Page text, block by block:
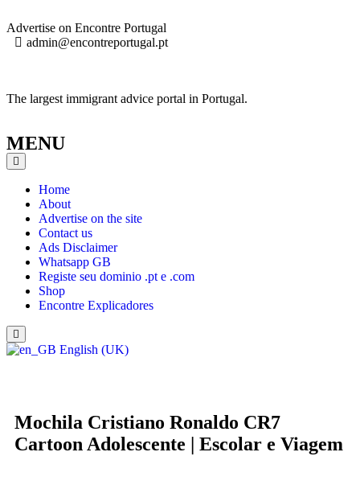
Advertise on Encontre Portugal
admin@encontreportugal.pt
The largest immigrant advice portal in Portugal.
MENU
Home
About
Advertise on the site
Contact us
Ads Disclaimer
Whatsapp GB
Registe seu dominio .pt e .com
Shop
Encontre Explicadores
English (UK)
Mochila Cristiano Ronaldo CR7
Cartoon Adolescente | Escolar e Viagem